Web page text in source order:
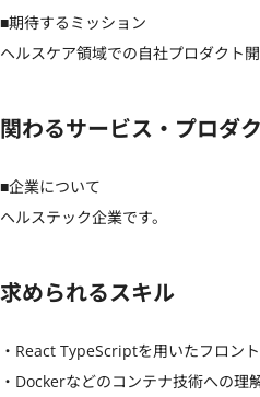
■期待するミッション
ヘルスケア領域での自社プロダクト
関わるサービス・プロダ
■企業について
ヘルステック企業です。
求められるスキル
・React TypeScriptを用いたフロン
・Dockerなどのコンテナ技術への理